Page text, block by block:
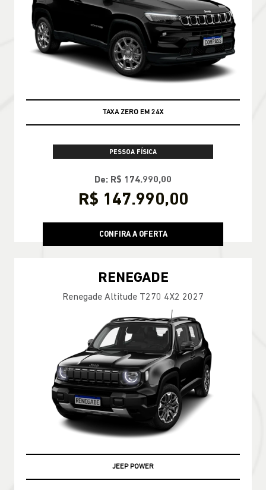
TAXA ZERO EM 24X
PESSOA FÍSICA
De: R$ 174.990,00
R$ 147.990,00
CONFIRA A OFERTA
RENEGADE
Renegade Altitude T270 4X2 2027
JEEP POWER